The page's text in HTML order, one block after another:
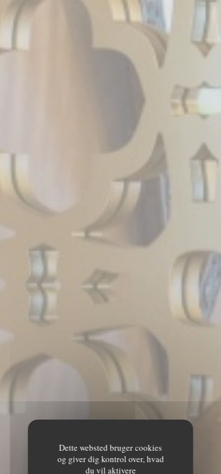
Dette websted bruger cookies
og giver dig kontrol over, hvad
du vil aktivere